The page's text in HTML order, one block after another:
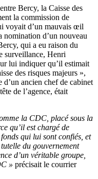
Bercy, la Caisse des
la commission de
voyait d’un mauvais œil
nomination d’un nouveau
qui a eu raison du
surveillance, Henri
lui indiquer qu’il estimait
des risques majeurs »,
d’un ancien chef de cabinet
de l’agence, était
la CDC, placé sous la
qu’il est chargé de
qui lui sont confiés, et
du gouvernement
d’un véritable groupe,
» précisait le courrier